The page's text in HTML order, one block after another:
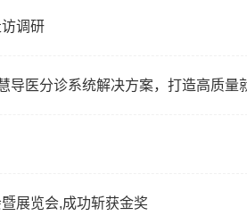
调研
导医分诊系统解决方案，打造高质量
展览会,成功斩获金奖